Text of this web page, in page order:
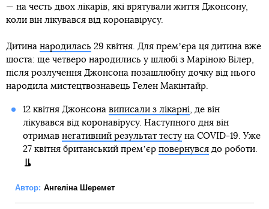
— на честь двох лікарів, які врятували життя Джонсону,
коли він лікувався від коронавірусу.
Дитина народилась 29 квітня. Для премʼєра ця дитина вже
шоста: ще четверо народились у шлюбі з Маріною Вілер,
після розлучення Джонсона позашлюбну дочку від нього
народила мистецтвознавець Гелен Макінтайр.
12 квітня Джонсона виписали з лікарні, де він
лікувався від коронавірусу. Наступного дня він
отримав негативний результат тестуна COVID-19. Уже
27 квітня британський премʼєр повернувсядо роботи.
Автор: Ангеліна Шеремет